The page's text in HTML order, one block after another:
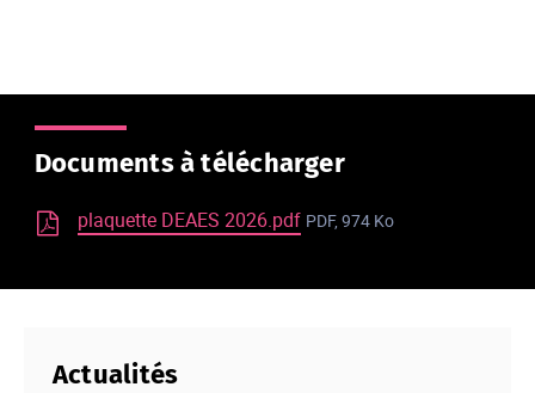
Documents à télécharger
plaquette DEAES 2026.pdf PDF, 974 Ko
Actualités